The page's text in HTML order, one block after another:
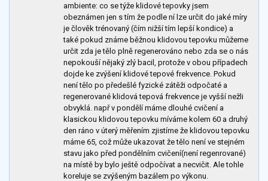
ambiente: co se týže klidové tepovky jsem
obeznámen jen s tím že podle ní lze určit do jaké míry
je člověk trénovaný (čím nižší tím lepší kondice) a
také pokud známe běžnou klidovou tepovku můžeme
určit zda je tělo plně regenerováno nebo zda se o nás
nepokouší nějaký zlý bacil, protože v obou případech
dojde ke zvýšení klidové tepové frekvence. Pokud
není tělo po předešlé fyzické zátěži odpočaté a
regenerované klidová tepová frekvence je vyšší nežli
obvyklá. např v pondělí máme dlouhé cvičení a
klasickou klidovou tepovku míváme kolem 60 a druhý
den ráno v úterý měřením zjistíme že klidovou tepovku
máme 65, což může ukazovat že tělo není ve stejném
stavu jako před pondělním cvičení(není regenrované)
na místě by bylo ještě odpočívat a necvičit. Ale tohle
koreluje se zvýšeným bazálem po výkonu.